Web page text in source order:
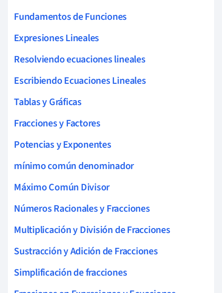
Fundamentos de Funciones
Expresiones Lineales
Resolviendo ecuaciones lineales
Escribiendo Ecuaciones Lineales
Tablas y Gráficas
Fracciones y Factores
Potencias y Exponentes
mínimo común denominador
Máximo Común Divisor
Números Racionales y Fracciones
Multiplicación y División de Fracciones
Sustracción y Adición de Fracciones
Simplificación de fracciones